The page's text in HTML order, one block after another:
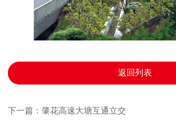
返回列表
下一篇：肇花高速大塘互通立交